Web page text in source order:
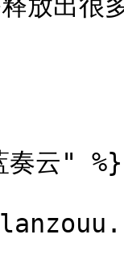
云" %}